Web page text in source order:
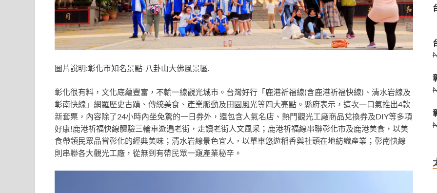
圖片說明:彰化市知名景點-八卦山大佛風景區.
彰化很有料，文化底蘊豐富，不輸一線觀光城市。台灣好行「鹿港祈福線(含鹿港祈福快線)、清水岩線及
彰南快線」網羅歷史古蹟、傳統美食、產業脈動及田園風光等四大亮點。縣府表示，這次一口氣推出4款
新套票，內容除了24小時內坐免驚的一日券外，還包含人氣名店、熱門觀光工廠商品兌換券及DIY等多項
好康!鹿港祈福快線體驗三輪車遊遍老街，走讀老街人文風采；鹿港祈福線串聯彰化市及鹿港美食，以美
食帶領民眾品嘗彰化的經典美味；清水岩線景色宜人，以單車悠遊稻香與社頭在地紡織產業；彰南快線
則串聯各大觀光工廠，從無到有帶民眾一窺產業秘辛。